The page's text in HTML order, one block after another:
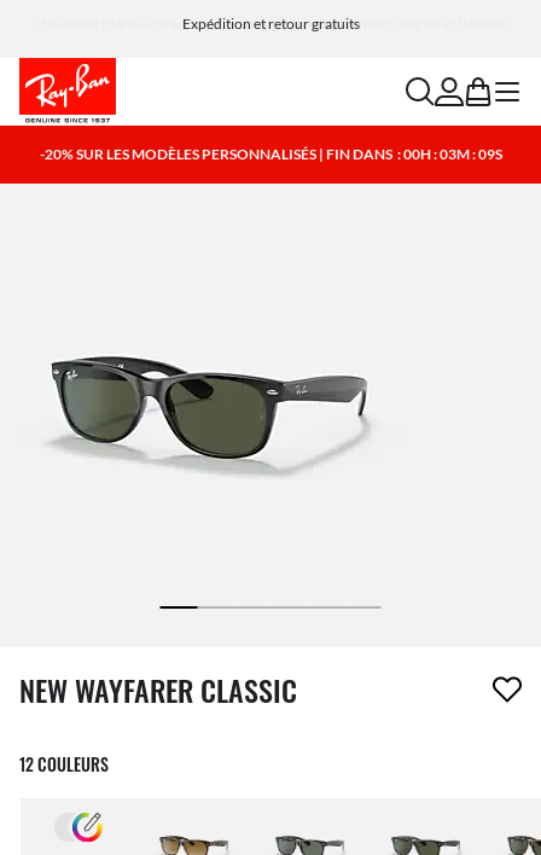
Choisissez Klarna et PayPal pour des options de paiement simples et flexibles
searchaccount
bag menu
-20% SUR LES MODÈLES PERSONNALISÉS | FIN DANS : 00H : 03M : 09S
1 article a été retiré de votre liste de souhaits
NEW WAYFARER CLASSIC
12 COULEURS